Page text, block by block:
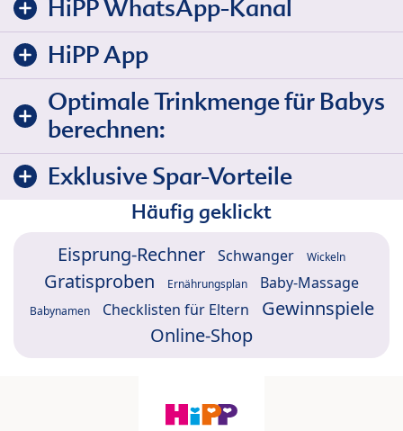
HiPP WhatsApp-Kanal
HiPP App
Optimale Trinkmenge für Babys
berechnen:
Exklusive Spar-Vorteile
Häufig geklickt
Eisprung-Rechner Schwanger Wickeln
Gratisproben Ernährungsplan Baby-Massage
Babynamen Checklisten für Eltern
Gewinnspiele
Online-Shop